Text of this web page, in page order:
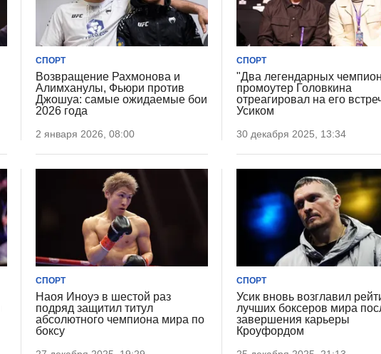
СПОРТ
Возвращение Рахмонова и
Алимханулы, Фьюри против
Джошуа: самые ожидаемые бои
2026 года
2 января 2026, 08:00
СПОРТ
"Два легендарных
промоутер Головкина
отреагировал на его
Усиком
30 декабря 2025, 13:34
СПОРТ
Наоя Иноуэ в шестой раз
подряд защитил титул
абсолютного чемпиона мира по
боксу
СПОРТ
Усик вновь возглавил
лучших боксеров мира
завершения карьеры
Кроуфордом